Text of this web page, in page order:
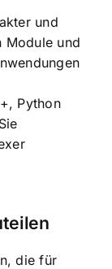
und
Module und
Python
die für